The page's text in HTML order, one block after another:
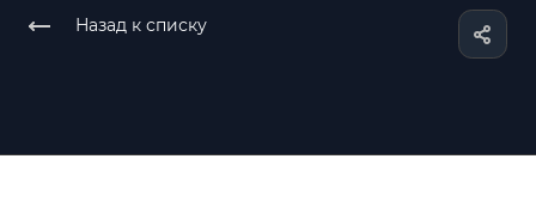
Назад к списку